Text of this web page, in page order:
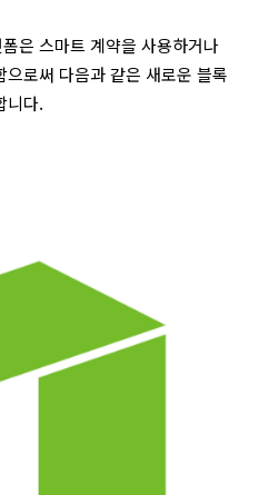
은 스마트 계약을 사용하거나
로써 다음과 같은 새로운 블록
니다.